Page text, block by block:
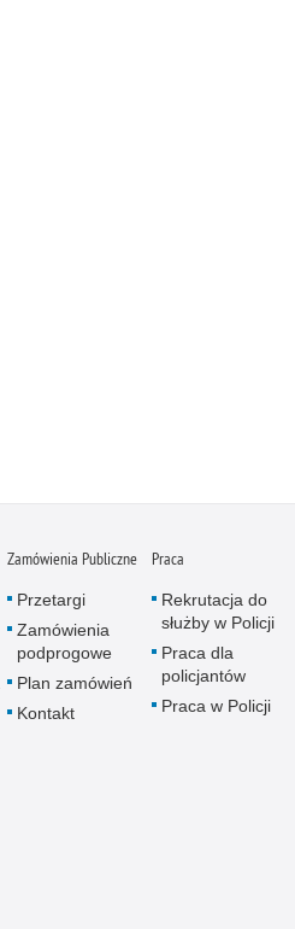
Zamówienia Publiczne
Przetargi
Zamówienia
podprogowe
Plan zamówień
Kontakt
Praca
Rekrutacja do
służby w Policji
Praca dla
policjantów
Praca w Policji